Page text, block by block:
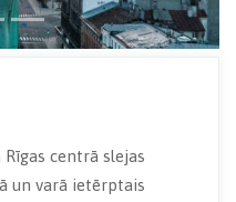
centrā slejas
un varā ietērptais